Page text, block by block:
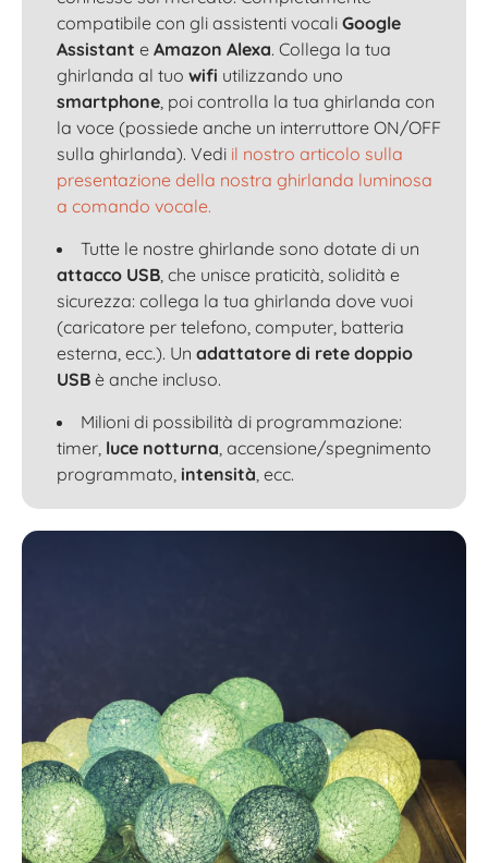
compatibile con gli assistenti vocali Google
Assistant e Amazon Alexa. Collega la tua
ghirlanda al tuo wifi utilizzando uno
smartphone, poi controlla la tua ghirlanda con
la voce (possiede anche un interruttore ON/OFF
sulla ghirlanda). Vedi il nostro articolo sulla
presentazione della nostra ghirlanda luminosa
a comando vocale.
Tutte le nostre ghirlande sono dotate di un
attacco USB, che unisce praticità, solidità e
sicurezza: collega la tua ghirlanda dove vuoi
(caricatore per telefono, computer, batteria
esterna, ecc.). Un adattatore di rete doppio
USB è anche incluso.
Milioni di possibilità di programmazione:
timer, luce notturna, accensione/spegnimento
programmato, intensità, ecc.